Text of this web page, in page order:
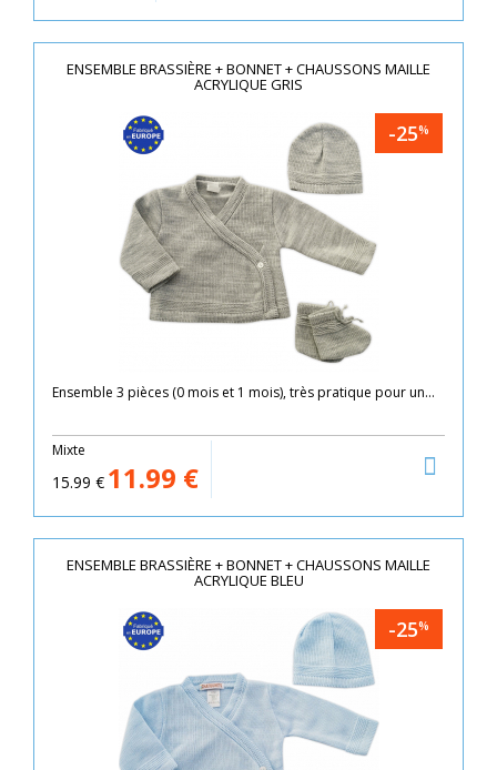
ENSEMBLE BRASSIÈRE + BONNET + CHAUSSONS MAILLE
ACRYLIQUE GRIS
-25%
Ensemble 3 pièces (0 mois et 1 mois), très pratique pour un...
Mixte
15.99 € 11.99 €
ENSEMBLE BRASSIÈRE + BONNET + CHAUSSONS MAILLE
ACRYLIQUE BLEU
-25%